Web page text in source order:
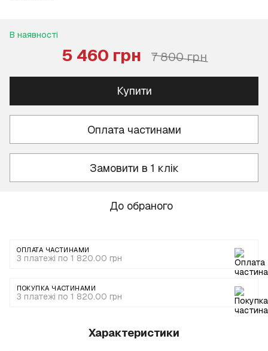
В наявності
5 460 грн 7 800 грн
Купити
Оплата частинами
Замовити в 1 клік
До обраного
ОПЛАТА ЧАСТИНАМИ
3 платежі по 1 820.00 грн
ПОКУПКА ЧАСТИНАМИ
3 платежі по 1 820.00 грн
Характеристики